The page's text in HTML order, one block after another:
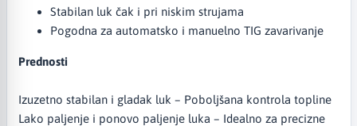
Stabilan luk čak i pri niskim strujama
Pogodna za automatsko i manuelno TIG zavarivanje
Prednosti
Izuzetno stabilan i gladak luk – Poboljšana kontrola topline
Lako paljenje i ponovo paljenje luka – Idealno za precizne